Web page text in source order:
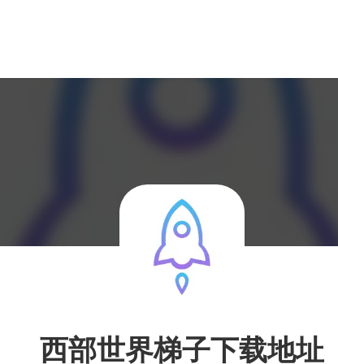
西部世界梯子下载地址